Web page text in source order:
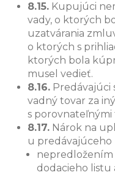
8.15. Kupujúci
vady, o ktorých
uzatvárania
o ktorých s
ktorých bola
musel vedieť.
8.16. Predávajúci
vadný tovar za
s
8.17. Nárok na
u
dodacieho